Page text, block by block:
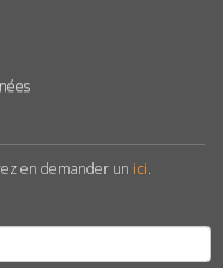
en demander un ici.